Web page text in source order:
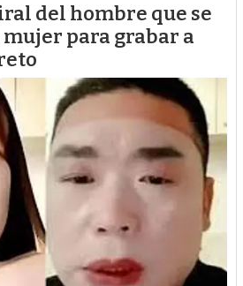
del hombre que se
para grabar a